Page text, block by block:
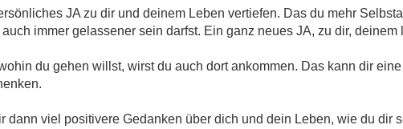
JA zu dir und deinem Leben vertiefen. Das du mehr
immer gelassener sein darfst. Ein ganz neues JA, zu dir,
du gehen willst, wirst du auch dort ankommen. Das kann dir
dann viel positivere Gedanken über dich und dein Leben, wie du dir